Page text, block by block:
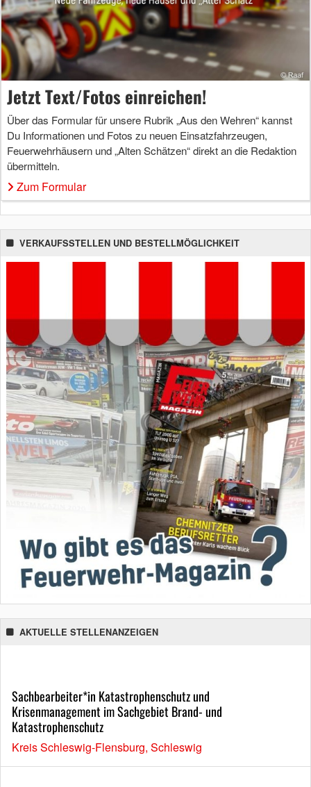
Jetzt Text/Fotos einreichen!
Über das Formular für unsere Rubrik „Aus den Wehren“ kannst
Du Informationen und Fotos zu neuen Einsatzfahrzeugen,
Feuerwehrhäusern und „Alten Schätzen“ direkt an die Redaktion
übermitteln.
Zum Formular
VERKAUFSSTELLEN UND BESTELLMÖGLICHKEIT
AKTUELLE STELLENANZEIGEN
Sachbearbeiter*in Katastrophenschutz und
Krisenmanagement im Sachgebiet Brand- und
Katastrophenschutz
Kreis Schleswig-Flensburg, Schleswig